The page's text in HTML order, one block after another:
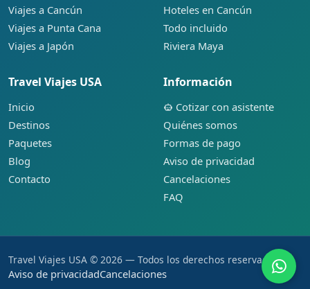
Viajes a Cancún
Viajes a Punta Cana
Viajes a Japón
Hoteles en Cancún
Todo incluido
Riviera Maya
Travel Viajes USA
Inicio
Destinos
Paquetes
Blog
Contacto
Información
Cotizar con asistente
Quiénes somos
Formas de pago
Aviso de privacidad
Cancelaciones
FAQ
Travel Viajes USA © 2026 — Todos los derechos reservados.
Aviso de privacidadCancelaciones